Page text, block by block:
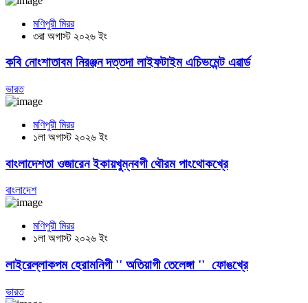
মণিপুরী মিরর
৩রা অগাস্ট ২০২৬ ইং
কবি নোংশাতাবম নিরঞ্জন দত্তদা লাইফটাইম এচিভমেন্ট এৱার্ড
ভারত
মণিপুরী মিরর
১লা অগাস্ট ২০২৬ ইং
বাংলাদেশতা ওজারেন ইকায়খুম্নবগী থৌরম পাংথোকখ্রে
বাংলাদেশ
মণিপুরী মিরর
১লা অগাস্ট ২০২৬ ইং
লাইরেল্লাকপম হেরামনিগী '' অতিয়াগী তেলেঙ্গা '' ফোঙখ্রে
ভারত